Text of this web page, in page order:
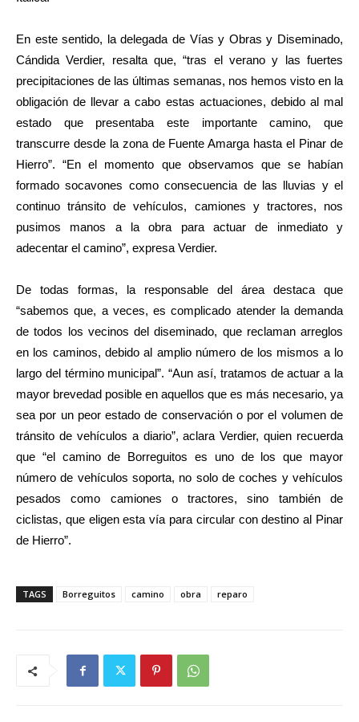
En este sentido, la delegada de Vías y Obras y Diseminado,
Cándida Verdier, resalta que, “tras el verano y las fuertes
precipitaciones de las últimas semanas, nos hemos visto en la
obligación de llevar a cabo estas actuaciones, debido al mal
estado que presentaba este importante camino, que
transcurre desde la zona de Fuente Amarga hasta el Pinar de
Hierro”. “En el momento que observamos que se habían
formado socavones como consecuencia de las lluvias y el
continuo tránsito de vehículos, camiones y tractores, nos
pusimos manos a la obra para actuar de inmediato y
adecentar el camino”, expresa Verdier.
De todas formas, la responsable del área destaca que
“sabemos que, a veces, es complicado atender la demanda
de todos los vecinos del diseminado, que reclaman arreglos
en los caminos, debido al amplio número de los mismos a lo
largo del término municipal”. “Aun así, tratamos de actuar a la
mayor brevedad posible en aquellos que es más necesario, ya
sea por un peor estado de conservación o por el volumen de
tránsito de vehículos a diario”, aclara Verdier, quien recuerda
que “el camino de Borreguitos es uno de los que mayor
número de vehículos soporta, no solo de coches y vehículos
pesados como camiones o tractores, sino también de
ciclistas, que eligen esta vía para circular con destino al Pinar
de Hierro”.
TAGS Borreguitos camino obra reparo